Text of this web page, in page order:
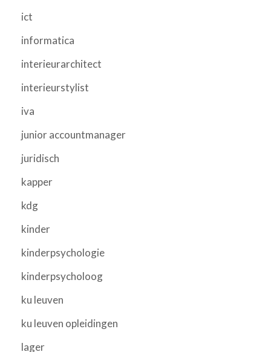
ict
informatica
interieurarchitect
interieurstylist
iva
junior accountmanager
juridisch
kapper
kdg
kinder
kinderpsychologie
kinderpsycholoog
ku leuven
ku leuven opleidingen
lager